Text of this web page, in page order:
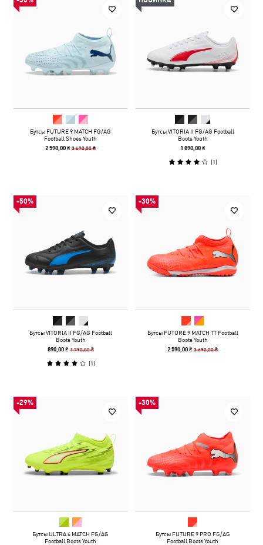
Бутсы FUTURE 9 MATCH FG/AG
Football Shoes Youth
2 590,00 ₴3 690,00 ₴
Бутсы VITORIA II FG/AG Football
Boots Youth
1 890,00 ₴
(1)
-50%
Бутсы VITORIA II FG/AG Football
Boots Youth
890,00 ₴ 1 790,00 ₴
(1)
-30%
Бутсы FUTURE 9 MATCH TT Football
Boots Youth
2 590,00 ₴3 690,00 ₴
-29%
Бутсы ULTRA 6 MATCH FG/AG
Football Boots Youth
-30%
Бутсы FUTURE 9 PRO FG/AG
Football Boots Youth